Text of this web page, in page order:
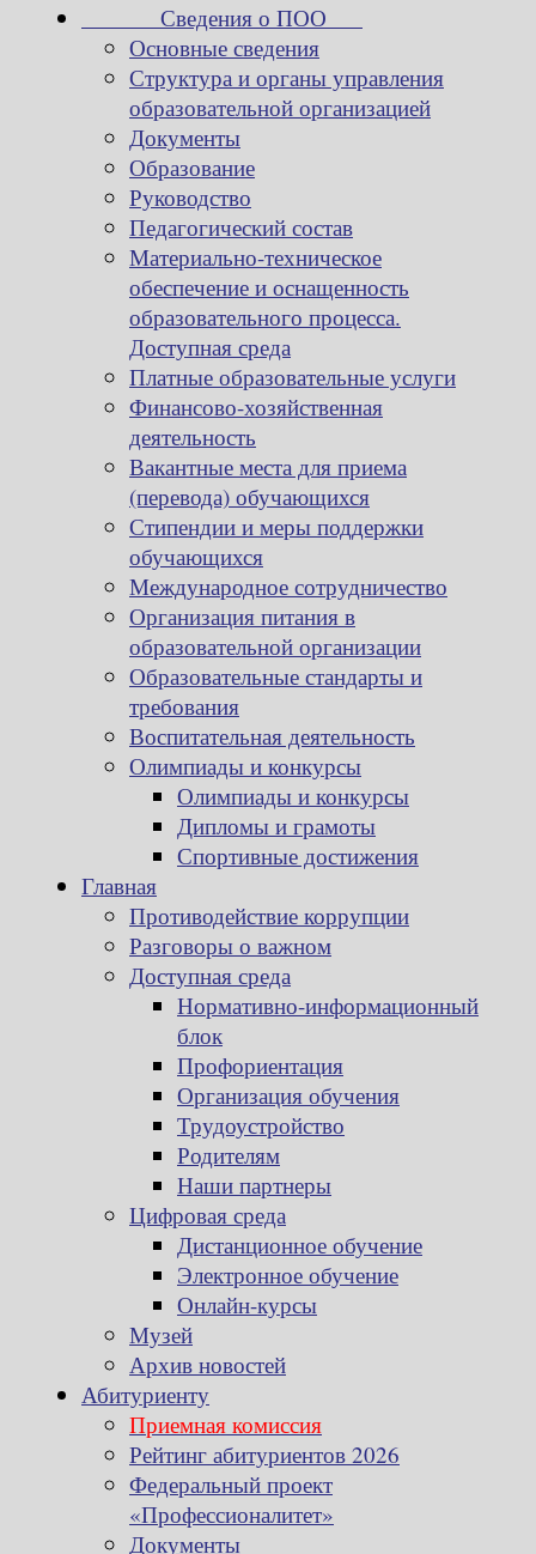
Сведения о ПОО
Основные сведения
Структура и органы управления
образовательной организацией
Документы
Образование
Руководство
Педагогический состав
Материально-техническое
обеспечение и оснащенность
образовательного процесса.
Доступная среда
Платные образовательные услуги
Финансово-хозяйственная
деятельность
Вакантные места для приема
(перевода) обучающихся
Стипендии и меры поддержки
обучающихся
Международное сотрудничество
Организация питания в
образовательной организации
Образовательные стандарты и
требования
Воспитательная деятельность
Олимпиады и конкурсы
Олимпиады и конкурсы
Дипломы и грамоты
Спортивные достижения
Главная
Противодействие коррупции
Разговоры о важном
Доступная среда
Нормативно-информационный
блок
Профориентация
Организация обучения
Трудоустройство
Родителям
Наши партнеры
Цифровая среда
Дистанционное обучение
Электронное обучение
Онлайн-курсы
Музей
Архив новостей
Абитуриенту
Приемная комиссия
Рейтинг абитуриентов 2026
Федеральный проект
«Профессионалитет»
Документы